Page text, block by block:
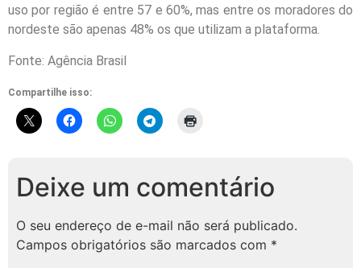
uso por região é entre 57 e 60%, mas entre os moradores do
nordeste são apenas 48% os que utilizam a plataforma.
Fonte: Agência Brasil
Compartilhe isso:
Deixe um comentário
O seu endereço de e-mail não será publicado.
Campos obrigatórios são marcados com *